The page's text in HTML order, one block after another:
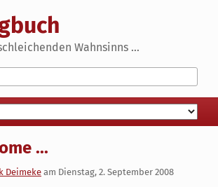
Wahnsinns ...
...
Deimeke am Dienstag, 2. September 2008